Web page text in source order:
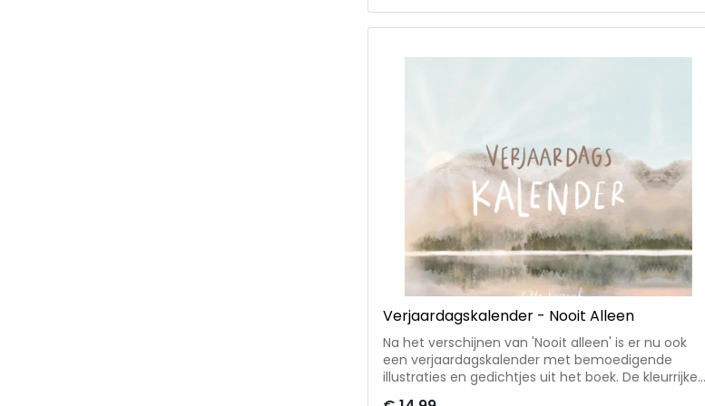
van Hannah en samen wonen ze in Tholen.
Verjaardagskalender - Nooit Alleen
Na het verschijnen van 'Nooit alleen' is er nu ook
een verjaardagskalender met bemoedigende
illustraties en gedichtjes uit het boek. De kleurrijke